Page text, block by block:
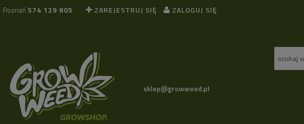
Poznań 574 129 805 ZAREJESTRUJ SIĘ ZALOGUJ SIĘ
sklep@growweed.pl